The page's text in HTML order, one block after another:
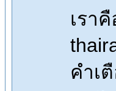
เรา
คำเ